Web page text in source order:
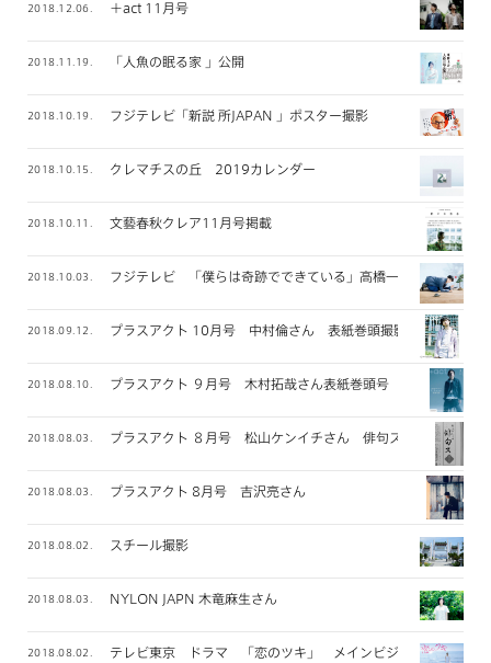
2018.12.06. ＋act 11月号
2018.11.19. 「人魚の眠る家 」公開
2018.10.19. フジテレビ「新説 所JAPAN 」ポスター撮影
2018.10.15. クレマチスの丘 2019カレンダー
2018.10.11. 文藝春秋クレア11月号掲載
2018.10.03. フジテレビ 「僕らは奇跡でできている」高橋一生さん メイ
2018.09.12. プラスアクト 10月号 中村倫さん 表紙巻頭撮影
2018.08.10. プラスアクト ９月号 木村拓哉さん表紙巻頭号
2018.08.03. プラスアクト ８月号 松山ケンイチさん 俳句ス 連載
2018.08.03. プラスアクト 8月号 吉沢亮さん
2018.08.02. スチール撮影
2018.08.03. NYLON JAPN 木竜麻生さん
2018.08.02. テレビ東京 ドラマ 「恋のツキ」 メインビジュアル撮影